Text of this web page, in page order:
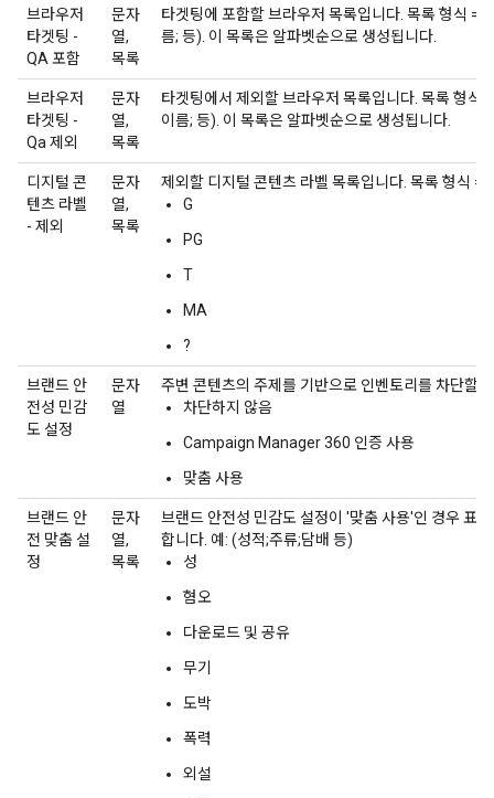
브라우저
타겟팅 -
QA 포함
문자
열,
목록
타겟팅에 포함할 브라우저 목록입니다. 목록 형식 =
름; 등). 이 목록은 알파벳순으로 생성됩니다.
브라우저
타겟팅 -
Qa 제외
문자
열,
목록
타겟팅에서 제외할 브라우저 목록입니다. 목록 형식
이름; 등). 이 목록은 알파벳순으로 생성됩니다.
디지털 콘
텐츠 라벨
- 제외
문자
열,
목록
제외할 디지털 콘텐츠 라벨 목록입니다. 목록 형식 =
G
PG
T
MA
?
브랜드 안
전성 민감
도 설정
문자
열
주변 콘텐츠의 주제를 기반으로 인벤토리를 차단할
차단하지 않음
Campaign Manager 360 인증 사용
맞춤 사용
브랜드 안
전 맞춤 설
정
문자
열,
목록
브랜드 안전성 민감도 설정이 '맞춤 사용'인 경우 표
합니다. 예: (성적;주류;담배 등)
성
혐오
다운로드 및 공유
무기
도박
폭력
외설